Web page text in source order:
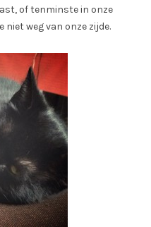
of tenminste in onze
niet weg van onze zijde.